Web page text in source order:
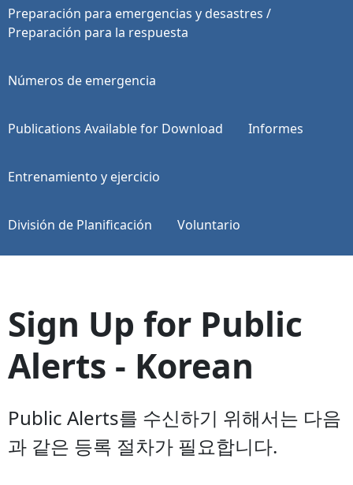
Preparación para emergencias y desastres /
Preparación para la respuesta
Números de emergencia
Publications Available for Download Informes
Entrenamiento y ejercicio
División de Planificación Voluntario
Sign Up for Public
Alerts - Korean
Public Alerts를 수신하기 위해서는 다음
과 같은 등록 절차가 필요합니다.